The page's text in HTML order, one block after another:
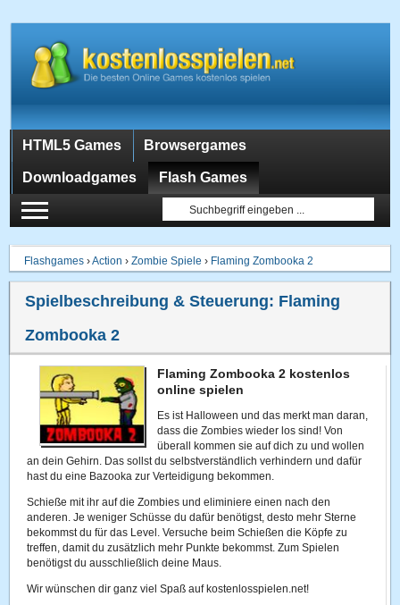
HTML5 Games Browsergames
Downloadgames Flash Games
Flashgames ›Action ›Zombie Spiele › Flaming Zombooka 2
Spielbeschreibung & Steuerung: Flaming
Zombooka 2
Flaming Zombooka 2 kostenlos
online spielen
Es ist Halloween und das merkt man daran,
dass die Zombies wieder los sind! Von
überall kommen sie auf dich zu und wollen
an dein Gehirn. Das sollst du selbstverständlich verhindern und dafür
hast du eine Bazooka zur Verteidigung bekommen.
Schieße mit ihr auf die Zombies und eliminiere einen nach den
anderen. Je weniger Schüsse du dafür benötigst, desto mehr Sterne
bekommst du für das Level. Versuche beim Schießen die Köpfe zu
treffen, damit du zusätzlich mehr Punkte bekommst. Zum Spielen
benötigst du ausschließlich deine Maus.
Wir wünschen dir ganz viel Spaß auf kostenlosspielen.net!